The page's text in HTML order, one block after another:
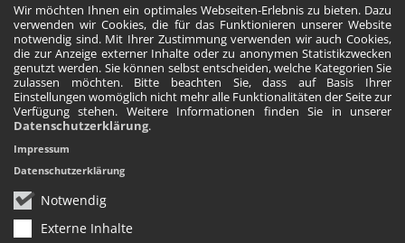
Wir möchten Ihnen ein optimales Webseiten-Erlebnis zu bieten. Dazu
verwenden wir Cookies, die für das Funktionieren unserer Website
notwendig sind. Mit Ihrer Zustimmung verwenden wir auch Cookies,
die zur Anzeige externer Inhalte oder zu anonymen Statistikzwecken
genutzt werden. Sie können selbst entscheiden, welche Kategorien Sie
zulassen möchten. Bitte beachten Sie, dass auf Basis Ihrer
Einstellungen womöglich nicht mehr alle Funktionalitäten der Seite zur
Verfügung stehen. Weitere Informationen finden Sie in unserer
Datenschutzerklärung.
Notwendig
Externe Inhalte
Impressum
Datenschutzerklärung